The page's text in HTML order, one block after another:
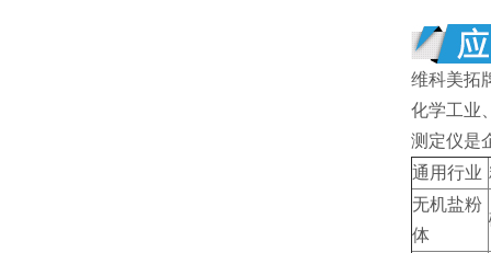
维科美拓
化学工业
测定仪是
通用行业
无机盐粉
体